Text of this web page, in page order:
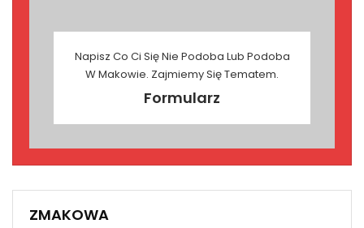
Napisz Co Ci Się Nie Podoba Lub Podoba
W Makowie. Zajmiemy Się Tematem.
Formularz
ZMAKOWA